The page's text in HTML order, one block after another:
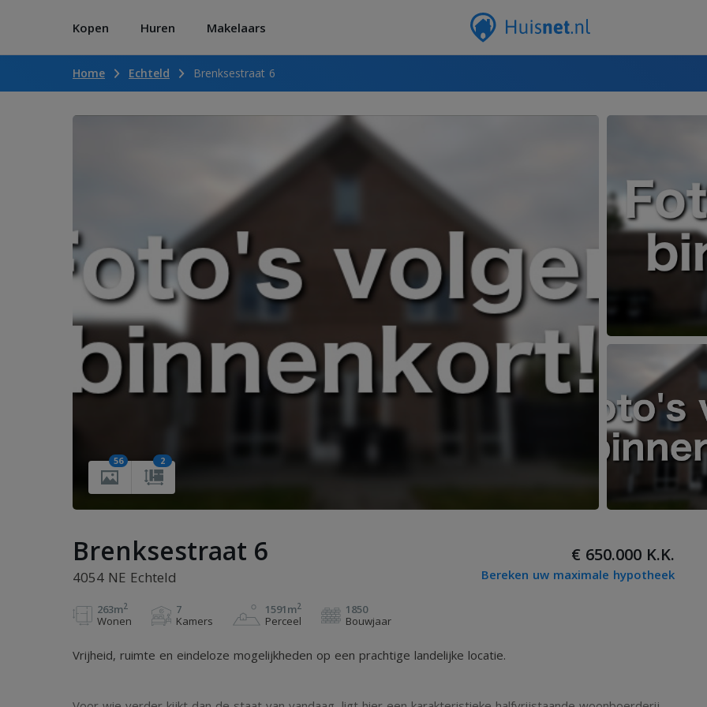
Kopen Huren Makelaars
Home Echteld Brenksestraat 6
56 2
Brenksestraat 6
4054 NE Echteld
€ 650.000 K.K.
Bereken uw maximale hypotheek
263m2
Wonen
7
Kamers
1591m2
Perceel
1850
Bouwjaar
Vrijheid, ruimte en eindeloze mogelijkheden op een prachtige landelijke locatie.